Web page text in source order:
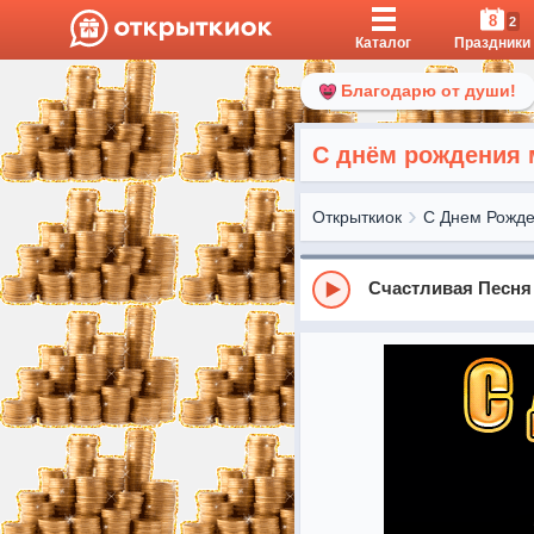
Каталог
8 2
Праздники
Благодарю от души!
С днём рождения
Открыткиок С Днем
Счастливая Песня